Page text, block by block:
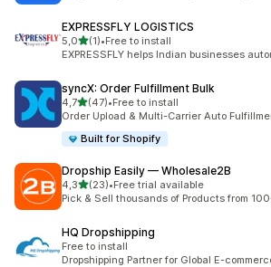
EXPRESSFLY LOGISTICS
5,0z 5 hvězd
(1)
Celkový počet recenzí: 1
•Free to install
EXPRESSFLY helps Indian businesses
syncX: Order Fulfillment Bulk
4,7z 5 hvězd
(47)
Celkový počet recenzí: 47
•Free to install
Order Upload & Multi-Carrier Auto
Built for Shopify
Dropship Easily — Wholesale2B
4,3z 5 hvězd
(23)
Celkový počet recenzí: 23
•Free trial available
Pick & Sell thousands of Products from
HQ Dropshipping
Free to install
Dropshipping Partner for Global E-